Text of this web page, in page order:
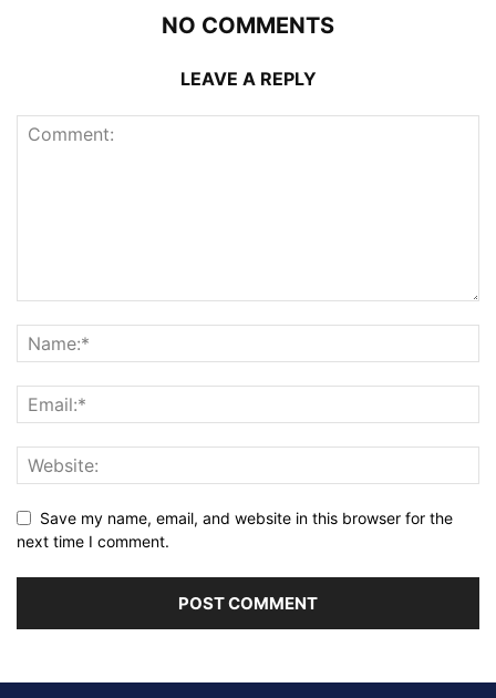
NO COMMENTS
LEAVE A REPLY
Save my name, email, and website in this browser for the
next time I comment.